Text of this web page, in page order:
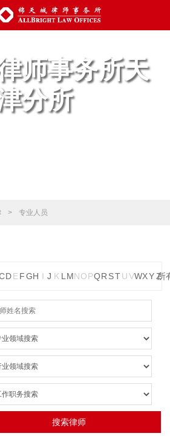
师事务所天
分所
> 专业人员
DE FGH I J K L MNOPQR STUVWXYZ
所